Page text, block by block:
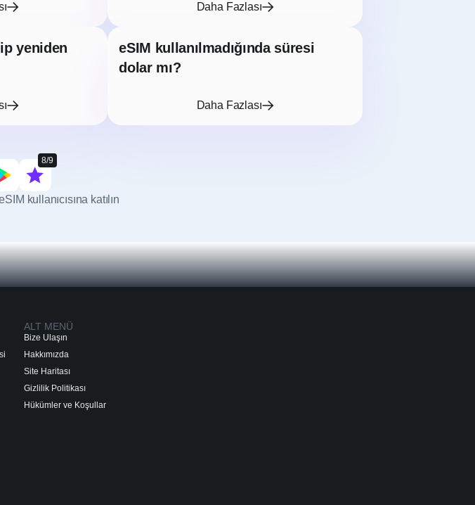
Daha Fazlası
yeniden
eSIM kullanılmadığında süresi
dolar mı?
Daha Fazlası
8/9
kullanıcısına katılın
ALT MENÜ
Bize Ulaşın
Hakkımızda
Site Haritası
Gizlilik Politikası
Hükümler ve Koşullar